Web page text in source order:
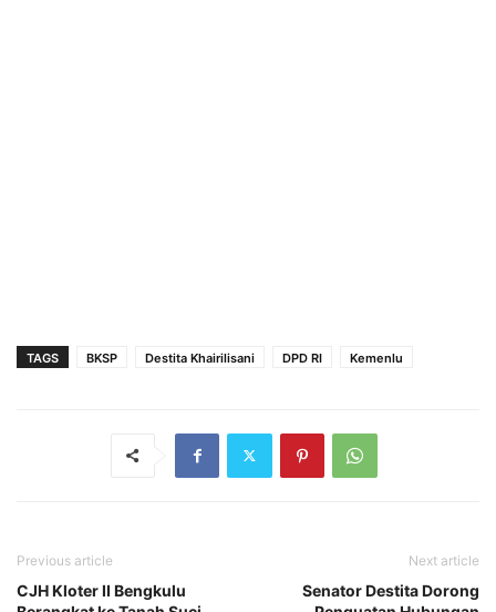
TAGS BKSP Destita Khairilisani DPD RI Kemenlu
Previous article
CJH Kloter II Bengkulu
Next article
Senator Destita Dorong